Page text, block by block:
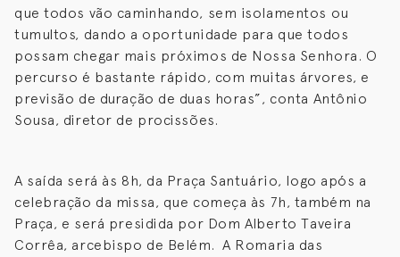
que todos vão caminhando, sem isolamentos ou
tumultos, dando a oportunidade para que todos
possam chegar mais próximos de Nossa Senhora. O
percurso é bastante rápido, com muitas árvores, e
previsão de duração de duas horas”, conta Antônio
Sousa, diretor de procissões.
A saída será às 8h, da Praça Santuário, logo após a
celebração da missa, que começa às 7h, também na
Praça, e será presidida por Dom Alberto Taveira
Corrêa, arcebispo de Belém. A Romaria das